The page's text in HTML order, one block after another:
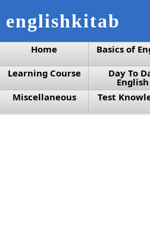
englishkitab
Home Basics of
Learning Course
Day To
English
Miscellaneous
Test